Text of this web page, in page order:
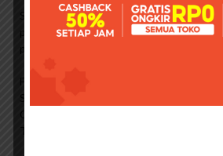
Setiap seri disesuaikan dengan masalah
perbedaan Some By Mi Merah dan Hijau?
perbedaan keduanya di bawah ini!
Filtrat Sekresi Siput, Asam Sitrat, Ekstrak
Sinensis, Ekstrak Akar Glycyrrhiza Glabra
Centella Asiatica, Ekstrak Daun
Teh).